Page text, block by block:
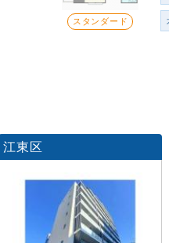
スタンダード
江東区